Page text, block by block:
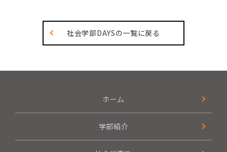
社会学部DAYSの一覧に戻る
ホーム
学部紹介